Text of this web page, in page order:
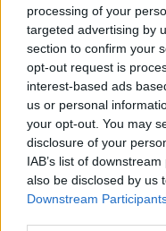
processing of your
targeted advertising by
section to confirm your
opt-out request is
interest-based ads
us or personal
your opt-out. You may
disclosure of your
IAB’s list of
also be disclosed by us
Downstream